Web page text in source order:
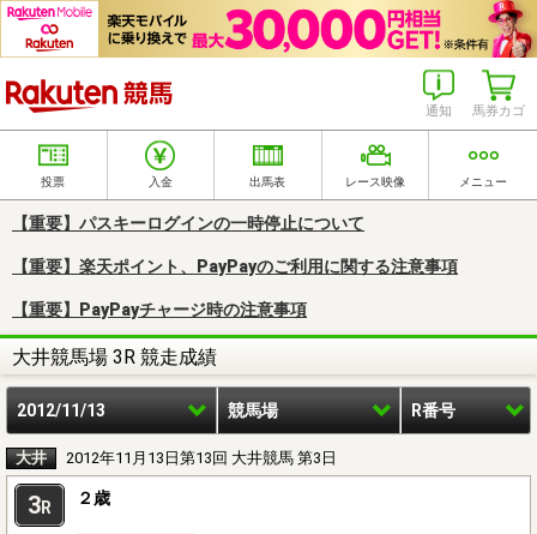
馬券カゴ
通知
投票 入金 出馬表 レース映像 メニュー
【重要】パスキーログインの一時停止について
【重要】楽天ポイント、PayPayのご利用に関する注意事項
【重要】PayPayチャージ時の注意事項
大井競馬場 3R 競走成績
2012/11/13 競馬場 R番号
大井 2012年11月13日第13回 大井競馬 第3日
3R ２歳